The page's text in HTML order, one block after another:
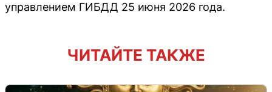
управлением ГИБДД 25 июня 2026 года.
ЧИТАЙТЕ ТАКЖЕ